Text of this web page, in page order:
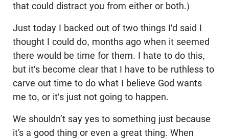
that could distract you from either or both.)
Just today I backed out of two things I'd said I
thought I could do, months ago when it seemed
there would be time for them. I hate to do this,
but it's become clear that I have to be ruthless to
carve out time to do what I believe God wants
me to, or it's just not going to happen.
We shouldn’t say yes to something just because
it’s a good thing or even a great thing. When